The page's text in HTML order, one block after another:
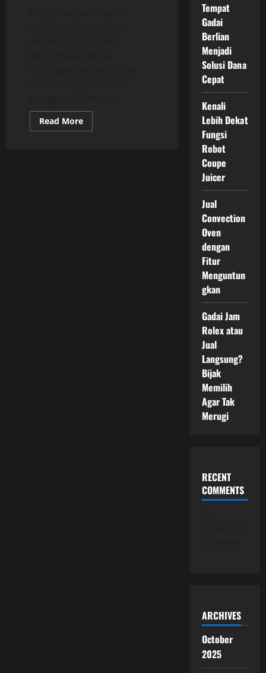
Read MoreRead
more
Tempat
Gadai
Berlian
Menjadi
Solusi Dana
Cepat
Kenali
Lebih Dekat
Fungsi
Robot
Coupe
Juicer
Jual
Convection
Oven
dengan
Fitur
Menguntun
gkan
Gadai Jam
Rolex atau
Jual
Langsung?
Bijak
Memilih
Agar Tak
Merugi
RECENT
COMMENTS
ARCHIVES
October
2025